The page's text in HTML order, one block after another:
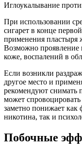
Иглоукалывание
При использовании
сигарет в конце
применения пластыря
Возможно
коже, воспалений в
Если возникли
другое место и
рекомендуют снимать
может
заметно понижает как
никотина, так и
Побочные